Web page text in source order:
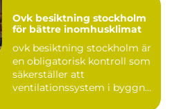
Ovk besiktning stockholm
för bättre inomhusklimat
ovk besiktning stockholm är
en obligatorisk kontroll som
säkerställer att
ventilationssystem i byggn...